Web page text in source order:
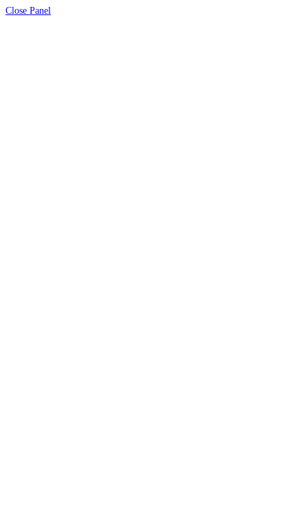
Close Panel